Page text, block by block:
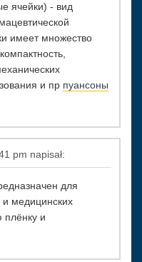
ячейки) - вид
имеет множество
и пр пуансоны
pm napisał:
для
медицинских
плёнку и